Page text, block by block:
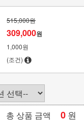
515,000원
309,000원
1,000원
(조건)
총 상품 금액 0 원